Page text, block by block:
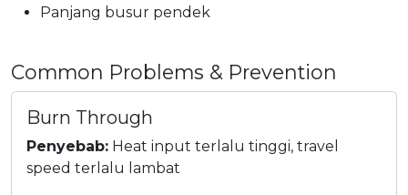
Panjang busur pendek
Common Problems & Prevention
Burn Through
Penyebab: Heat input terlalu tinggi, travel
speed terlalu lambat